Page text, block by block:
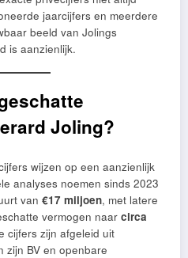
jaarcijfers en meerdere
beeld van Jolings
is aanzienlijk.
Joling?
wijzen op een aanzienlijk
analyses noemen sinds 2023
van €17 miljoen, met latere
vermogen naar circa
cijfers zijn afgeleid uit
zijn BV en openbare